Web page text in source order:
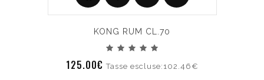
KONG RUM CL.70
125.00€Tasse escluse:102.46€